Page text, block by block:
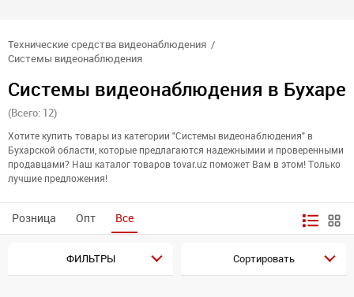
Технические средства видеонаблюдения
Системы видеонаблюдения
Системы видеонаблюдения в Бухаре
(Всего: 12)
Хотите купить товары из категории "Системы видеонаблюдения" в
Бухарской области, которые предлагаются надежнымии и проверенными
продавцами? Наш каталог товаров tovar.uz поможет Вам в этом! Только
лучшие предложения!
Розница Опт Все
ФИЛЬТРЫ Сортировать